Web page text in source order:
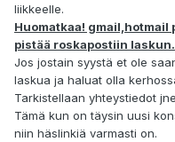
liikkeelle.
Huomatkaa!
pistää roskapostiin laskun.
Jos jostain syystä et ole
laskua ja haluat olla
Tarkistellaan yhteystiedot
Tämä kun on täysin uusi
niin häslinkiä varmasti on.